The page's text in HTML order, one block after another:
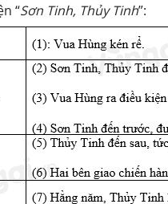
“Sơn Tinh, Thủy Tinh”: